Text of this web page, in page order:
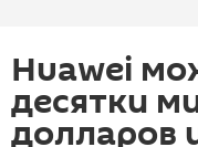
Huawei
десятки
долларов